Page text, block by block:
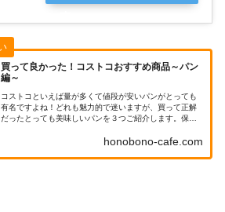
買って良かった！コストコおすすめ商品～パン
編～
コストコといえば量が多くて値段が安いパンがとっても
有名ですよね！どれも魅力的で迷いますが、買って正解
だったとっても美味しいパンを３つご紹介します。保存
ています。是非参考にしてくださいね！honobono-cafe.com